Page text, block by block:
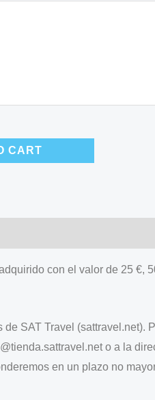
CART
con el valor de 25 €,
SAT Travel (sattravel.net).
o a la
en un plazo no